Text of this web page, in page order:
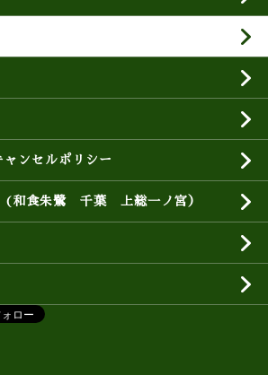
ンセルポリシー
(和食朱鷺 千葉 上総一ノ宮）